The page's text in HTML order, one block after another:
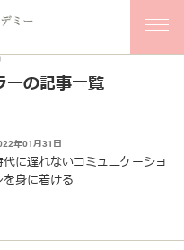
ーの記事一覧
年01月31日
代に遅れないコミュニケーショ
を身に着ける